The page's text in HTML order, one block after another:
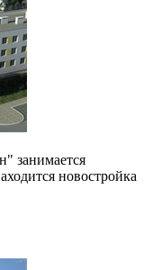
занимается
новостройка